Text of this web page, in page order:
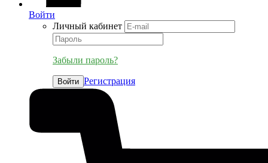
Войти
Личный кабинет
Забыли пароль?
Войти Регистрация